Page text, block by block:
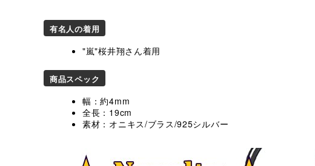
有名人の着用
"嵐"桜井翔さん着用
商品スペック
幅：約4mm
全長：19cm
素材：オニキス/ブラス/925シルバー